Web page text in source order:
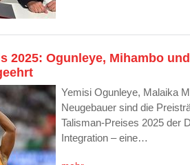
2025: Ogunleye, Mihambo und
Yemisi Ogunleye, Malaika
Neugebauer sind die
Talisman-Preises 2025 der
Integration – eine…